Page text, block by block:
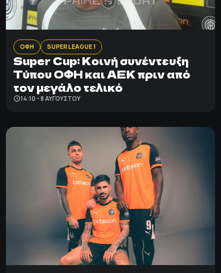
ΟΦΗ SUPER LEAGUE 1
Super Cup: Κοινή συνέντευξη
Τύπου ΟΦΗ και ΑΕΚ πριν από
τον μεγάλο τελικό
14:10 - 8 ΑΥΓΟΎΣΤΟΥ